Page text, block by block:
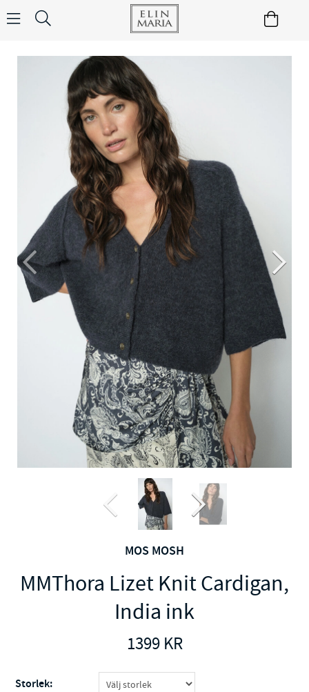
MOS MOSH
MMThora Lizet Knit Cardigan,
India ink
1399KR
Storlek: